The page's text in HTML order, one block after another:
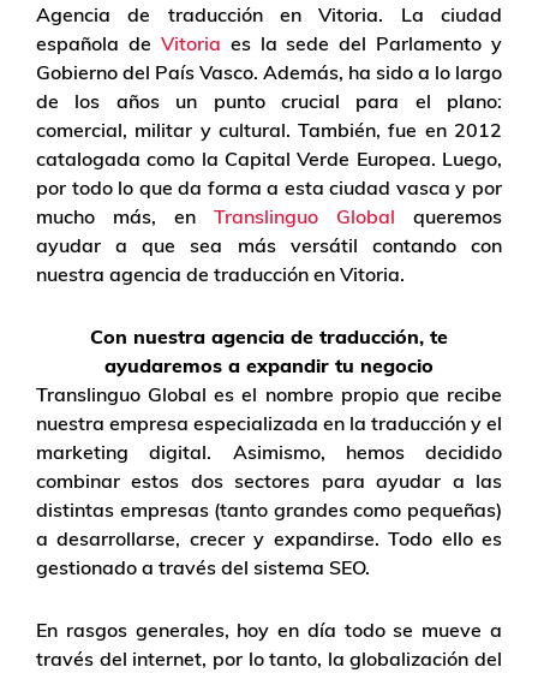
Agencia de traducción en Vitoria. La ciudad
española de Vitoria es la sede del Parlamento y
Gobierno del País Vasco. Además, ha sido a lo largo
de los años un punto crucial para el plano:
comercial, militar y cultural. También, fue en 2012
catalogada como la Capital Verde Europea. Luego,
por todo lo que da forma a esta ciudad vasca y por
mucho más, en Translinguo Global queremos
ayudar a que sea más versátil contando con
nuestra agencia de traducción en Vitoria.
Con nuestra agencia de traducción, te
ayudaremos a expandir tu negocio
Translinguo Global es el nombre propio que recibe
nuestra empresa especializada en la traducción y el
marketing digital. Asimismo, hemos decidido
combinar estos dos sectores para ayudar a las
distintas empresas (tanto grandes como pequeñas)
a desarrollarse, crecer y expandirse. Todo ello es
gestionado a través del sistema SEO.
En rasgos generales, hoy en día todo se mueve a
través del internet, por lo tanto, la globalización del